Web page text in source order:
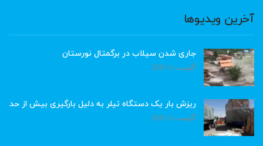
آخرین ویدیوها
جاری شدن سیلاب در برگمتال نورستان
آگوست 6, 2026
ریزش بار یک دستگاه تیلر به دلیل بارگیری بیش از حد
آگوست 6, 2026